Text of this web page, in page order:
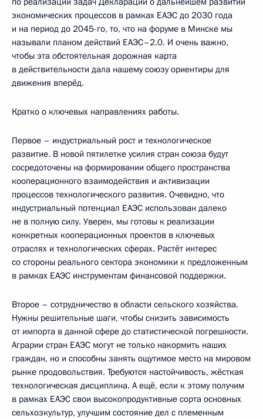
экономических процессов в рамках ЕАЭС до 2030 года
и на период до 2045-го, то, что на форуме в Минске мы
называли планом действий ЕАЭС–2.0. И очень важно,
чтобы эта обстоятельная дорожная карта
в действительности дала нашему союзу ориентиры для
движения вперёд.
Кратко о ключевых направлениях работы.
Первое – индустриальный рост и технологическое
развитие. В новой пятилетке усилия стран союза будут
сосредоточены на формировании общего пространства
кооперационного взаимодействия и активизации
процессов технологического развития. Очевидно, что
индустриальный потенциал ЕАЭС использован далеко
не в полную силу. Уверен, мы готовы к реализации
конкретных кооперационных проектов в ключевых
отраслях и технологических сферах. Растёт интерес
со стороны реального сектора экономики к предложенным
в рамках ЕАЭС инструментам финансовой поддержки.
Второе – сотрудничество в области сельского хозяйства.
Нужны решительные шаги, чтобы снизить зависимость
от импорта в данной сфере до статистической погрешности.
Аграрии стран ЕАЭС могут не только накормить наших
граждан, но и способны занять ощутимое место на мировом
рынке продовольствия. Требуются настойчивость, жёсткая
технологическая дисциплина. А ещё, если к этому получим
в рамках ЕАЭС свои высокопродуктивные сорта основных
сельхозкультур, улучшим состояние дел с племенным